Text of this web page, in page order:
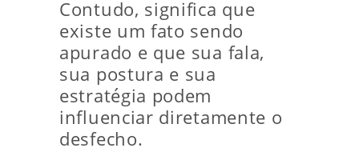
Contudo, significa que
existe um fato sendo
apurado e que sua fala,
sua postura e sua
estratégia podem
influenciar diretamente o
desfecho.